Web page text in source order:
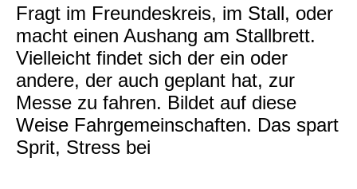
Fragt im Freundeskreis, im Stall, oder
macht einen Aushang am Stallbrett.
Vielleicht findet sich der ein oder
andere, der auch geplant hat, zur
Messe zu fahren. Bildet auf diese
Weise Fahrgemeinschaften. Das spart
Sprit, Stress bei